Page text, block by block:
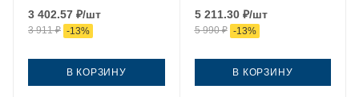
3 402.57 ₽/шт
3 911₽ -13%
В КОРЗИНУ
5 211.30₽/шт
5 990₽ -13%
В КОРЗИНУ